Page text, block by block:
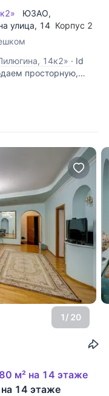
ЮЗАО,
улица, 14 Корпус 2
14к2» · Id
просторную,
из лучших
от нескольких
технологиям,
1/ 20
м² на 14 этаже
14 этаже